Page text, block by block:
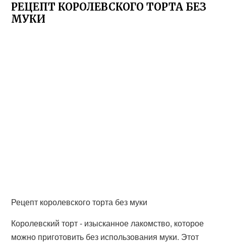
РЕЦЕПТ КОРОЛЕВСКОГО ТОРТА БЕЗ
МУКИ
Рецепт королевского торта без муки
Королевский торт - изысканное лакомство, которое
можно приготовить без использования муки. Этот